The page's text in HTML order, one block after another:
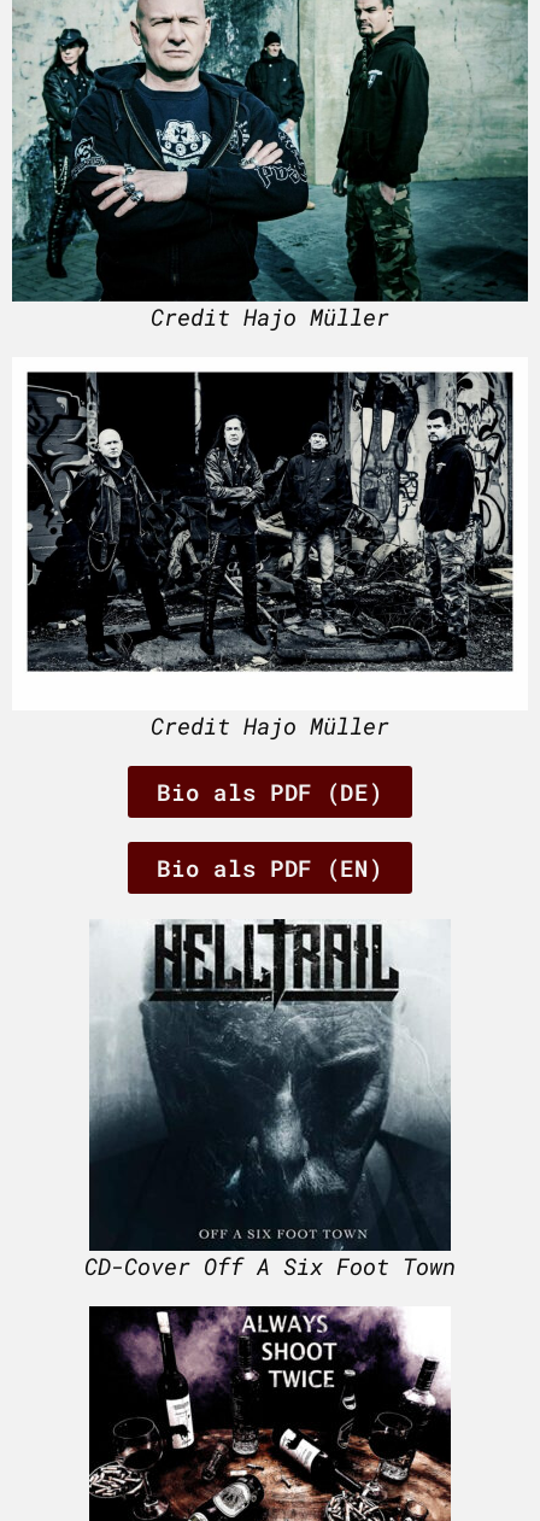
Credit Hajo Müller
Credit Hajo Müller
Bio als PDF (DE)
Bio als PDF (EN)
CD-Cover Off A Six Foot Town